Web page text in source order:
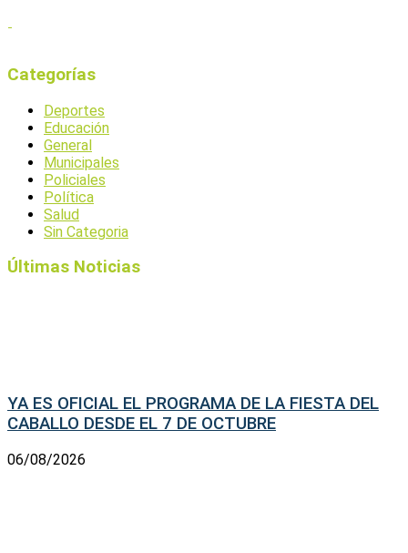
Categorías
Deportes
Educación
General
Municipales
Policiales
Política
Salud
Sin Categoria
Últimas Noticias
YA ES OFICIAL EL PROGRAMA DE LA FIESTA DEL
CABALLO DESDE EL 7 DE OCTUBRE
06/08/2026